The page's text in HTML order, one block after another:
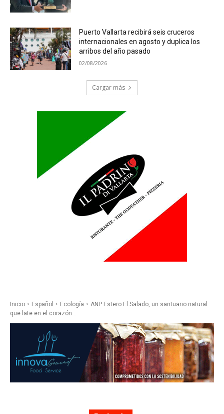
Puerto Vallarta recibirá seis cruceros
internacionales en agosto y duplica los
arribos del año pasado
02/08/2026
Cargar más